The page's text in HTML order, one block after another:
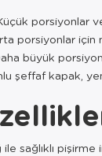
porsiyonlar
porsiyonlar için
büyük
şeffaf kapak,
sağlıklı